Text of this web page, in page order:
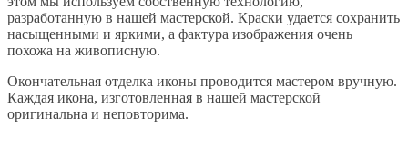
разработанную в нашей мастерской. Краски удается сохранить
насыщенными и яркими, а фактура изображения очень
похожа на живописную.
Окончательная отделка иконы проводится мастером вручную.
Каждая икона, изготовленная в нашей мастерской
оригинальна и неповторима.